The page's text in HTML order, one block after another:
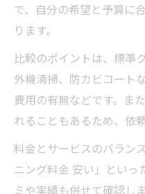
で、自分の希望と予算に
ります。
比較のポイントは、標準
外機清掃、防カビコート
費用の有無などです。ま
れることもあるため、依
料金とサービスのバラン
ニング料金 安い」といっ
ミや実績も併せて確認し